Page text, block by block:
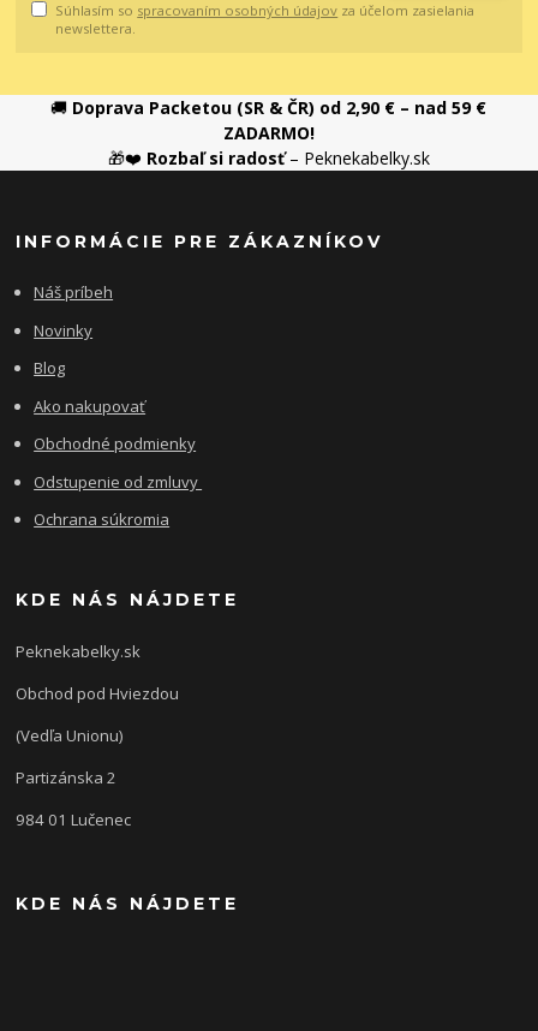
Súhlasím so spracovaním osobných údajov za účelom zasielania
newslettera.
🚚 Doprava Packetou (SR & ČR) od 2,90 € – nad 59 €
ZADARMO!
🎁❤️ Rozbaľ si radosť– Peknekabelky.sk
INFORMÁCIE PRE ZÁKAZNÍKOV
Náš príbeh
Novinky
Blog
Ako nakupovať
Obchodné podmienky
Odstupenie od zmluvy
Ochrana súkromia
KDE NÁS NÁJDETE
Peknekabelky.sk
Obchod pod Hviezdou
(Vedľa Unionu)
Partizánska 2
984 01 Lučenec
KDE NÁS NÁJDETE